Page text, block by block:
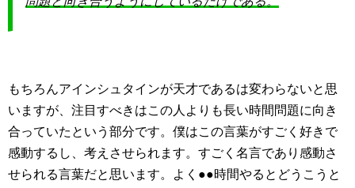
もちろんアインシュタインが天才であるは変わらないと思
いますが、注目すべきはこの人よりも長い時間問題に向き
合っていたという部分です。僕はこの言葉がすごく好きで
感動するし、考えさせられます。すごく名言であり感動さ
せられる言葉だと思います。よく●●時間やるとどうこうと